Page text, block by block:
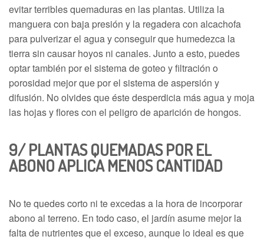
evitar terribles quemaduras en las plantas. Utiliza la
manguera con baja presión y la regadera con alcachofa
para pulverizar el agua y conseguir que humedezca la
tierra sin causar hoyos ni canales. Junto a esto, puedes
optar también por el sistema de goteo y filtración o
porosidad mejor que por el sistema de aspersión y
difusión. No olvides que éste desperdicia más agua y moja
las hojas y flores con el peligro de aparición de hongos.
9/PLANTAS QUEMADAS POR EL
ABONOAPLICA MENOS CANTIDAD
No te quedes corto ni te excedas a la hora de incorporar
abono al terreno. En todo caso, el jardín asume mejor la
falta de nutrientes que el exceso, aunque lo ideal es que